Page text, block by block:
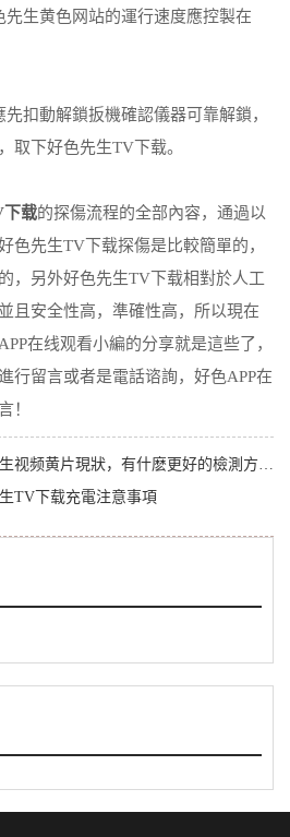
生黄色网站的運行速度應控製在
動解鎖扳機確認儀器可靠解鎖，
取下好色先生TV下载。
下载的探傷流程的全部內容，通過以
色先生TV下载探傷是比較簡單的，
，另外好色先生TV下载相對於人工
且安全性高，準確性高，所以現在
在线观看小編的分享就是這些了，
行留言或者是電話谘詢，好色APP在
！
视频黄片現狀，有什麽更好的檢測方法？
TV下载充電注意事項